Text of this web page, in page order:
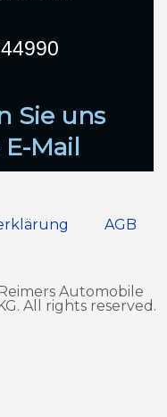
Sie uns
Mail
AGB
Automobile
. All rights reserved.